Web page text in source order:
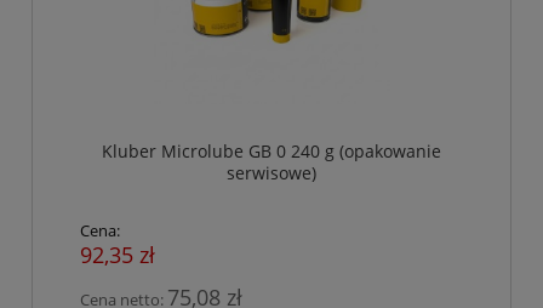
Kluber Microlube GB 0 240 g (opakowanie
serwisowe)
Cena:
92,35 zł
Cena netto: 75,08 zł